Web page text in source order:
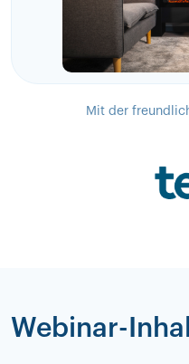
Mit der
Webinar-